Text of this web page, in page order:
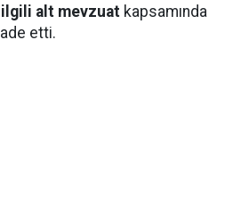
ilgili alt mevzuat kapsamında
etti.